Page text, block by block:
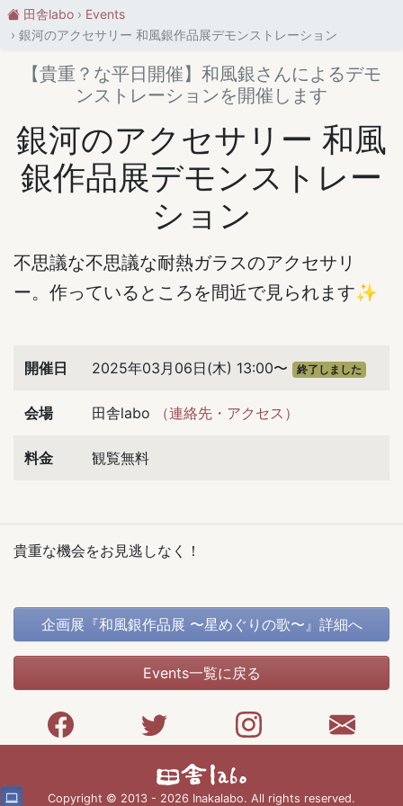
田舎labo
Events
銀河のアクセサリー 和風銀作品展デモンストレーション
【貴重？な平日開催】和風銀さんによるデモ
ンストレーションを開催します
銀河のアクセサリー 和風
銀作品展デモンストレー
ション
不思議な不思議な耐熱ガラスのアクセサリ
ー。作っているところを間近で見られます✨
開催日 2025年03月06日(木) 13:00〜 終了しました
会場 田舎labo （連絡先・アクセス）
料金 観覧無料
貴重な機会をお見逃しなく！
企画展『和風銀作品展 〜星めぐりの歌〜』詳細へ
Events一覧に戻る
Copyright © 2013 - 2026 Inakalabo. All rights reserved.